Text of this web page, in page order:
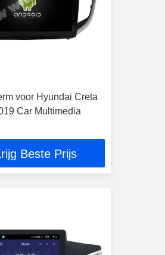
voor Hyundai Creta
Car Multimedia
Beste Prijs